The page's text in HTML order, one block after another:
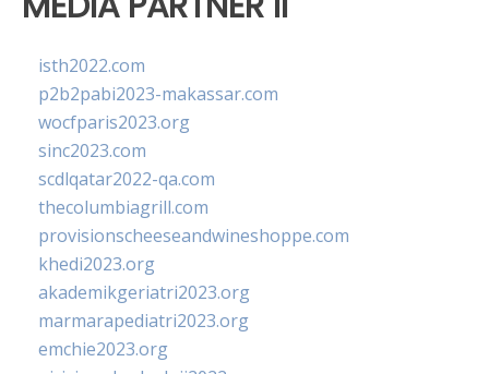
isth2022.com
p2b2pabi2023-makassar.com
wocfparis2023.org
sinc2023.com
scdlqatar2022-qa.com
thecolumbiagrill.com
provisionscheeseandwineshoppe.com
khedi2023.org
akademikgeriatri2023.org
marmarapediatri2023.org
emchie2023.org